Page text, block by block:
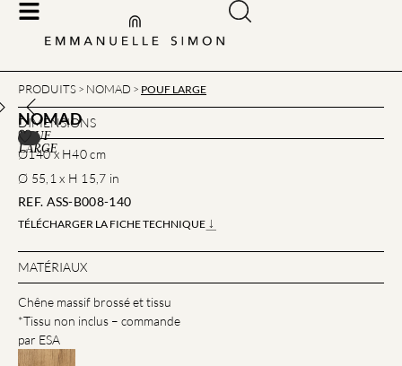
PRODUITS > NOMAD > POUF LARGE
NOMAD
POUF
LARGE
DIMENSIONS
Ø140 x H40 cm
Ø 55,1 x H 15,7 in
REF. ASS-B008-140
TÉLÉCHARGER LA FICHE TECHNIQUE
MATÉRIAUX
Chêne massif brossé et tissu
*Tissu non inclus – commande
par ESA